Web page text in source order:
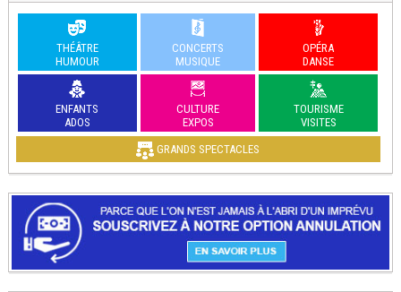
THÉÂTRE
HUMOUR
CONCERTS
MUSIQUE
OPÉRA
DANSE
ENFANTS
ADOS
CULTURE
EXPOS
TOURISME
VISITES
GRANDS SPECTACLES